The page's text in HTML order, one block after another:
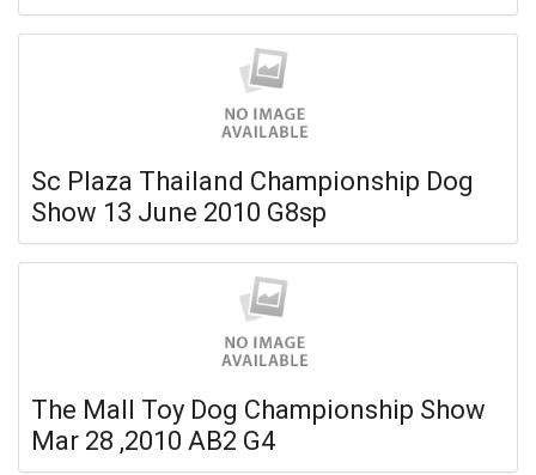
Sc Plaza Thailand Championship Dog
Show 13 June 2010 G8sp
The Mall Toy Dog Championship Show
Mar 28 ,2010 AB2 G4